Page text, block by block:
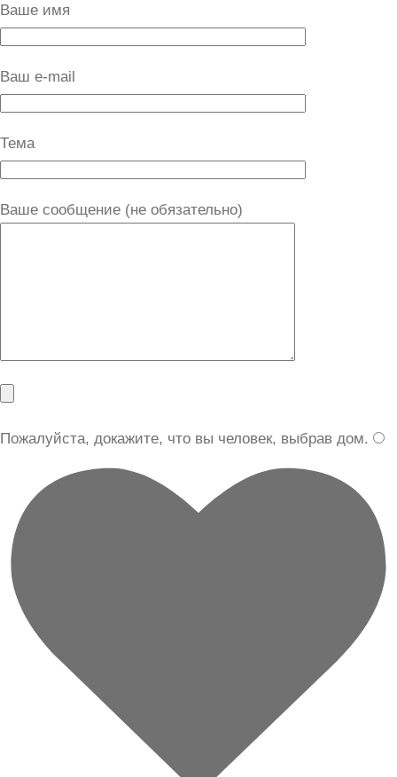
Ваше имя
Ваш e-mail
Тема
Ваше сообщение (не обязательно)
Пожалуйста, докажите, что вы человек, выбрав дом.